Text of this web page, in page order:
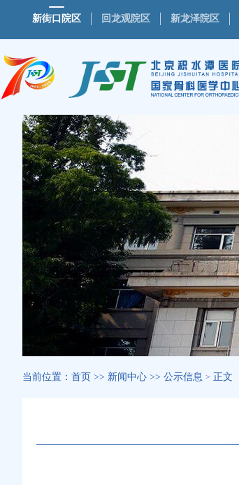
新街口院区 回龙观院区 新龙泽院区
当前位置： 首页 >> 新闻中心 >> 公示信息 > 正文